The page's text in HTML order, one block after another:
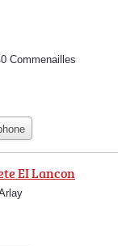
Commenailles
EI Lancon